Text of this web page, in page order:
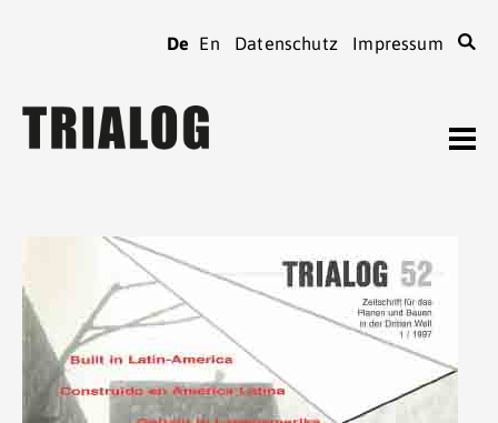
Heftarchiv
bestellen
Beiträge verfassen
TRIALOGVerein
Kontaktadressen
TRIALOG Tagungen
De En Datenschutz Impressum